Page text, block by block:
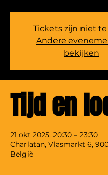
Tickets zijn niet
Andere
bekijken
Tijd en
21 okt 2025, 20:30 – 23:30
Charlatan, Vlasmarkt 6,
België